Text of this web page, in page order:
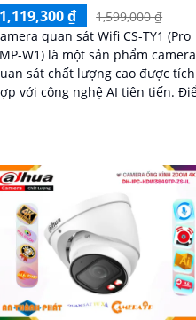
1,119,300 ₫
1,599,000 ₫
quan sát Wifi CS-TY1 (Pro
W1) là một sản phẩm camera
sát chất lượng cao được tích
với công nghệ AI tiên tiến. Điểm